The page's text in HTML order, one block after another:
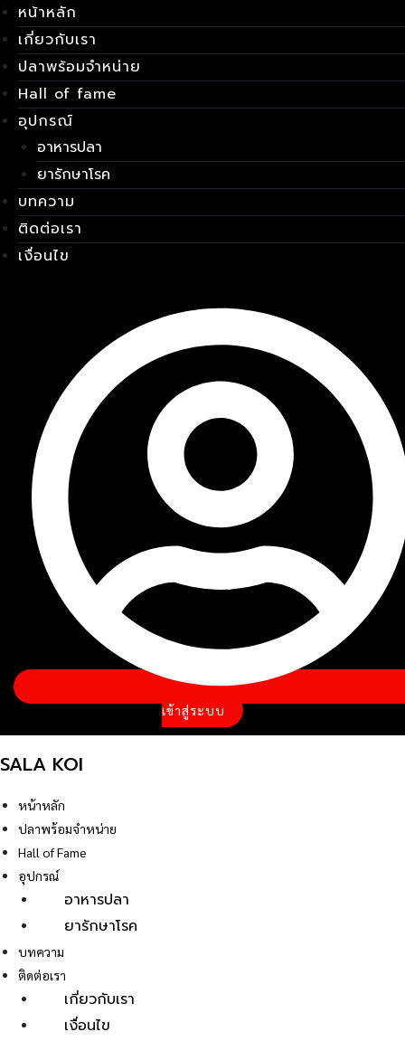
Skip
to
content
หน้าหลัก
เกี่ยวกับเรา
ปลาพร้อมจำหน่าย
Hall of fame
อุปกรณ์
อาหารปลา
ยารักษาโรค
บทความ
ติดต่อเรา
เงื่อนไข
เข้าสู่ระบบ
SALA KOI
หน้าหลัก
ปลาพร้อมจำหน่าย
Hall of Fame
อุปกรณ์
อาหารปลา
ยารักษาโรค
บทความ
ติดต่อเรา
เกี่ยวกับเรา
เงื่อนไข
เมนู